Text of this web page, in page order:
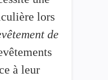
lors
de
à leur